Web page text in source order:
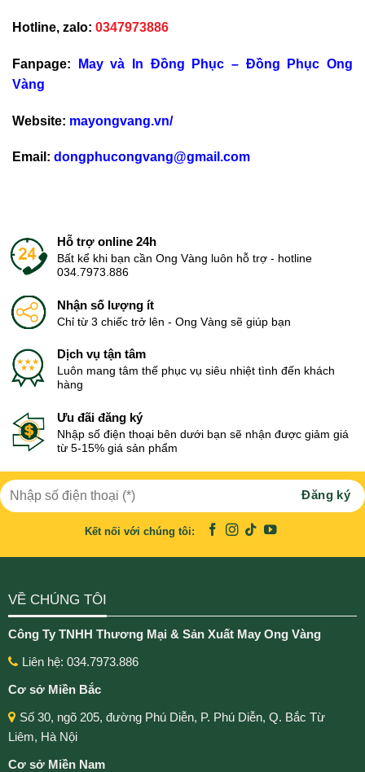
Hotline, zalo: 0347973886
Fanpage:
May và In Đồng Phục – Đồng Phục Ong
Vàng
Website: mayongvang.vn/
Email: dongphucongvang@gmail.com
Hỗ trợ online 24h
Bất kể khi bạn cần Ong Vàng luôn hỗ trợ - hotline
034.7973.886
Nhận số lượng ít
Chỉ từ 3 chiếc trở lên - Ong Vàng sẽ giúp bạn
Dịch vụ tận tâm
Luôn mang tâm thế phục vụ siêu nhiệt tình đến khách
hàng
Ưu đãi đăng ký
Nhập số điện thoại bên dưới bạn sẽ nhận được giảm giá
từ 5-15% giá sản phẩm
Kết nối với chúng tôi:
VỀ CHÚNG TÔI
Công Ty TNHH Thương Mại & Sản Xuất May Ong Vàng
Liên hệ: 034.7973.886
Cơ sở Miền Bắc
Số 30, ngõ 205, đường Phú Diễn, P. Phú Diễn, Q. Bắc Từ
Liêm, Hà Nội
Cơ sở Miền Nam